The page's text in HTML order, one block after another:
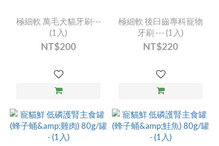
極細軟 萬毛犬貓牙刷---
(1入)
NT$200
極細軟 後臼齒專科寵物
牙刷 --- (1入)
NT$220